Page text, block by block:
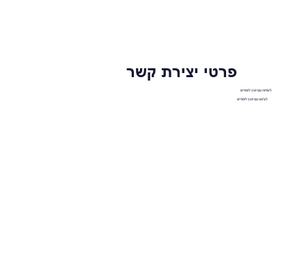
פרטי יצירת קשר
לשיחה עם יועץ לימודים
לצ'אט עם יועץ לימודים